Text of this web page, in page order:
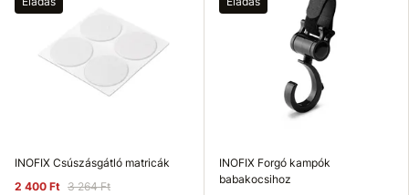
INOFIX Csúszásgátló matricák
2 400 Ft 3 264 Ft
INOFIX Forgó kampók
babakocsihoz